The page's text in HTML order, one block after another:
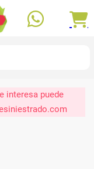
interesa puede